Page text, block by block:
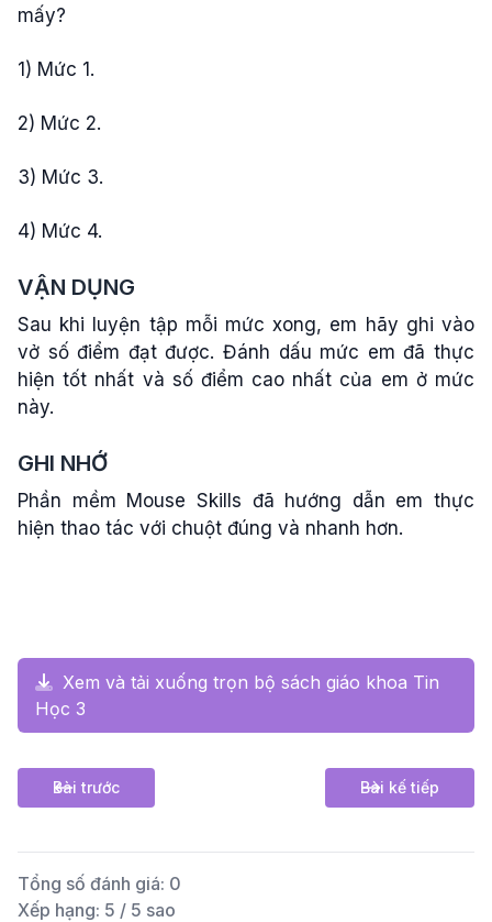
mấy?
1) Mức 1.
2) Mức 2.
3) Mức 3.
4) Mức 4.
VẬN DỤNG
Sau khi luyện tập mỗi mức xong, em hãy ghi vào
vở số điểm đạt được. Đánh dấu mức em đã thực
hiện tốt nhất và số điểm cao nhất của em ở mức
này.
GHI NHỚ
Phần mềm Mouse Skills đã hướng dẫn em thực
hiện thao tác với chuột đúng và nhanh hơn.
Xem và tải xuống trọn bộ sách giáo khoa Tin
Học 3
Bài trước Bài kế tiếp
Tổng số đánh giá: 0
Xếp hạng: 5 / 5 sao